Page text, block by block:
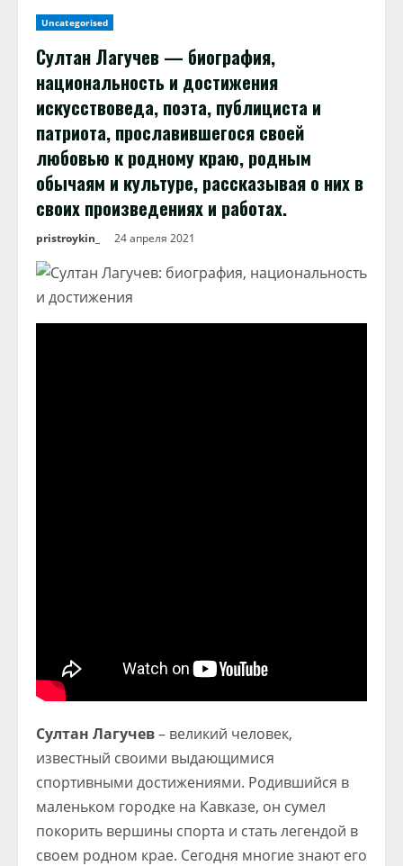
Uncategorised
Султан Лагучев — биография,
национальность и достижения
искусствоведа, поэта, публициста и
патриота, прославившегося своей
любовью к родному краю, родным
обычаям и культуре, рассказывая о них в
своих произведениях и работах.
pristroykin_ 24 апреля 2021
Султан Лагучев– великий человек,
известный своими выдающимися
спортивными достижениями. Родившийся в
маленьком городке на Кавказе, он сумел
покорить вершины спорта и стать легендой в
своем родном крае. Сегодня многие знают его